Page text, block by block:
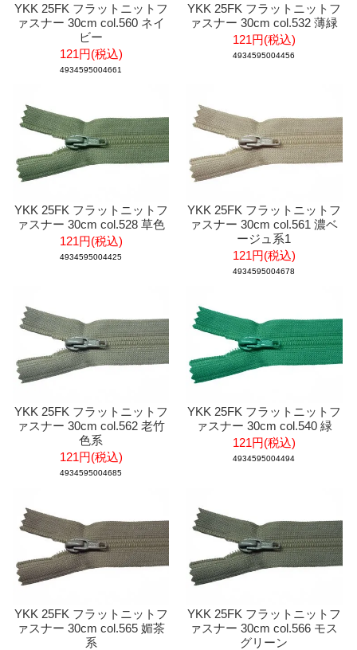
YKK 25FK フラットニットフ
ァスナー 30cm col.560 ネイ
ビー
121円(税込)
4934595004661
YKK 25FK フラットニットフ
ァスナー 30cm col.532 薄緑
121円(税込)
4934595004456
YKK 25FK フラットニットフ
ァスナー 30cm col.528 草色
121円(税込)
4934595004425
YKK 25FK フラットニットフ
ァスナー 30cm col.561 濃ベ
ージュ系1
121円(税込)
4934595004678
YKK 25FK フラットニットフ
ァスナー 30cm col.562 老竹
色系
121円(税込)
4934595004685
YKK 25FK フラットニットフ
ァスナー 30cm col.540 緑
121円(税込)
4934595004494
YKK 25FK フラットニットフ
ァスナー 30cm col.565 媚茶
系
YKK 25FK フラットニットフ
ァスナー 30cm col.566 モス
グリーン